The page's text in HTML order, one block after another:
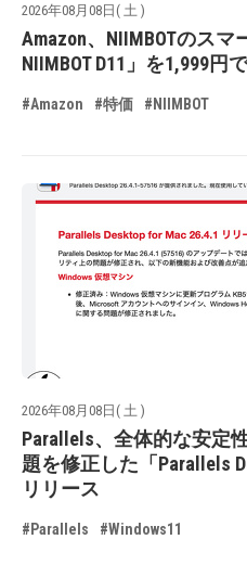
2026年08月08日( 土 )
Amazon、NIIMBOTのス
NIIMBOT D11」を1,999円
#Amazon #特価 #NIIMBOT
2026年08月08日( 土 )
Parallels、全体的な安定
題を修正した「Parallels
リリース
#Parallels #Windows11